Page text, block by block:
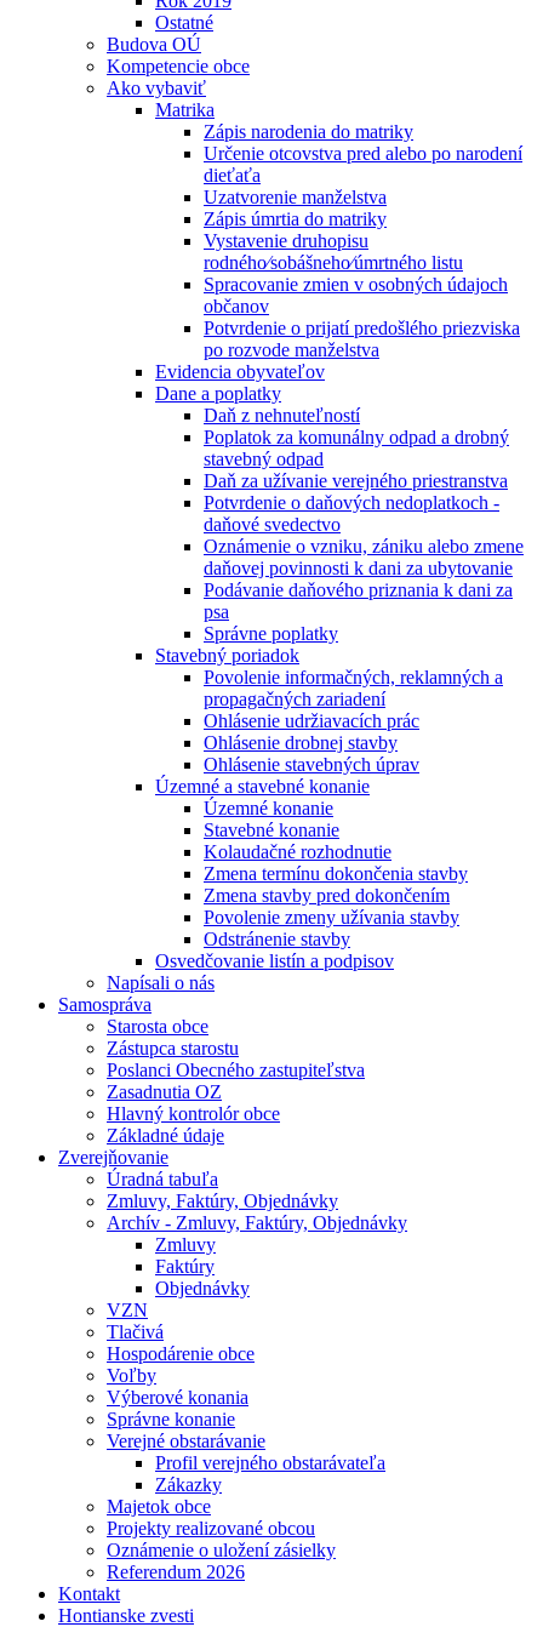
Ostatné
Budova OÚ
Kompetencie obce
Ako vybaviť
Matrika
Zápis narodenia do matriky
Určenie otcovstva pred alebo po narodení
dieťaťa
Uzatvorenie manželstva
Zápis úmrtia do matriky
Vystavenie druhopisu
rodného⁄sobášneho⁄úmrtného listu
Spracovanie zmien v osobných údajoch
občanov
Potvrdenie o prijatí predošlého priezviska
po rozvode manželstva
Evidencia obyvateľov
Dane a poplatky
Daň z nehnuteľností
Poplatok za komunálny odpad a drobný
stavebný odpad
Daň za užívanie verejného priestranstva
Potvrdenie o daňových nedoplatkoch -
daňové svedectvo
Oznámenie o vzniku, zániku alebo zmene
daňovej povinnosti k dani za ubytovanie
Podávanie daňového priznania k dani za
psa
Správne poplatky
Stavebný poriadok
Povolenie informačných, reklamných a
propagačných zariadení
Ohlásenie udržiavacích prác
Ohlásenie drobnej stavby
Ohlásenie stavebných úprav
Územné a stavebné konanie
Územné konanie
Stavebné konanie
Kolaudačné rozhodnutie
Zmena termínu dokončenia stavby
Zmena stavby pred dokončením
Povolenie zmeny užívania stavby
Odstránenie stavby
Osvedčovanie listín a podpisov
Napísali o nás
Samospráva
Starosta obce
Zástupca starostu
Poslanci Obecného zastupiteľstva
Zasadnutia OZ
Hlavný kontrolór obce
Základné údaje
Zverejňovanie
Úradná tabuľa
Zmluvy, Faktúry, Objednávky
Archív - Zmluvy, Faktúry, Objednávky
Zmluvy
Faktúry
Objednávky
VZN
Tlačivá
Hospodárenie obce
Voľby
Výberové konania
Správne konanie
Verejné obstarávanie
Profil verejného obstarávateľa
Zákazky
Majetok obce
Projekty realizované obcou
Oznámenie o uložení zásielky
Referendum 2026
Kontakt
Hontianske zvesti